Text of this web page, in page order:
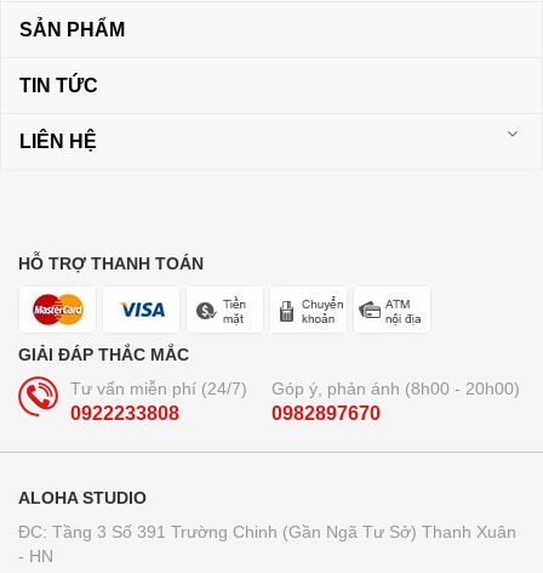
SẢN PHẨM
TIN TỨC
LIÊN HỆ
HỖ TRỢ THANH TOÁN
GIẢI ĐÁP THẮC MẮC
Tư vấn miễn phí (24/7)
0922233808
Góp ý, phản ánh (8h00 - 20h00)
0982897670
ALOHA STUDIO
ĐC: Tầng 3 Số 391 Trường Chinh (Gần Ngã Tư Sở) Thanh Xuân
- HN